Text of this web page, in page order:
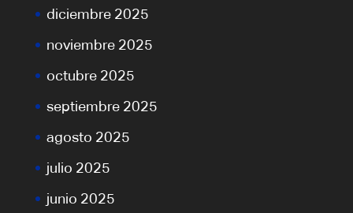
diciembre 2025
noviembre 2025
octubre 2025
septiembre 2025
agosto 2025
julio 2025
junio 2025